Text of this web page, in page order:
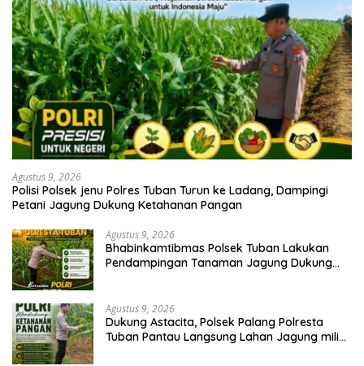
Agustus 9, 2026
Polisi Polsek jenu Polres Tuban Turun ke Ladang, Dampingi
Petani Jagung Dukung Ketahanan Pangan
Agustus 9, 2026
Bhabinkamtibmas Polsek Tuban Lakukan
Pendampingan Tanaman Jagung Dukung
Agustus 9, 2026
Dukung Astacita, Polsek Palang Polresta
Tuban Pantau Langsung Lahan Jagung milik